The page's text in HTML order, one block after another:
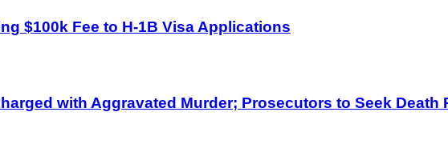
$100k Fee to H-1B Visa Applications
with Aggravated Murder; Prosecutors to Seek Death